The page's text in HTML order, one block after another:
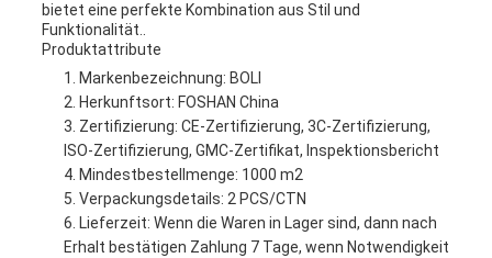
bietet eine perfekte Kombination aus Stil und
Funktionalität..
Produktattribute
Markenbezeichnung: BOLI
Herkunftsort: FOSHAN China
Zertifizierung: CE-Zertifizierung, 3C-Zertifizierung,
ISO-Zertifizierung, GMC-Zertifikat, Inspektionsbericht
Mindestbestellmenge: 1000 m2
Verpackungsdetails: 2 PCS/CTN
Lieferzeit: Wenn die Waren in Lager sind, dann nach
Erhalt bestätigen Zahlung 7 Tage, wenn Notwendigkeit